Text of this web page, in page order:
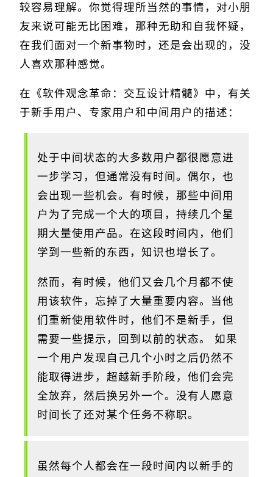
较容易理解。你觉得理所当然的事情，对小朋
友来说可能无比困难，那种无助和自我怀疑，
在我们面对一个新事物时，还是会出现的，没
人喜欢那种感觉。
在《软件观念革命：交互设计精髓》中，有关
于新手用户、专家用户和中间用户的描述：
处于中间状态的大多数用户都很愿意进
一步学习，但通常没有时间。偶尔，也
会出现一些机会。有时候，那些中间用
户为了完成一个大的项目，持续几个星
期大量使用产品。在这段时间内，他们
学到一些新的东西，知识也增长了。
然而，有时候，他们又会几个月都不使
用该软件，忘掉了大量重要内容。当他
们重新使用软件时，他们不是新手，但
需要一些提示，回到以前的状态。 如果
一个用户发现自己几个小时之后仍然不
能取得进步，超越新手阶段，他们会完
全放弃，然后换另外一个。没有人愿意
时间长了还对某个任务不称职。
虽然每个人都会在一段时间内以新手的